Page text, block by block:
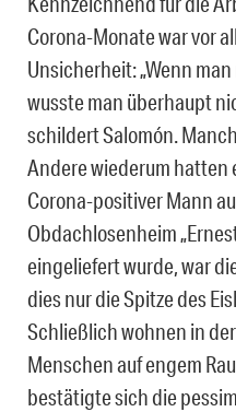
Corona-Monate war vor
Unsicherheit: „Wenn
wusste man überhaupt
schildert Salomón.
Andere wiederum hatten
Corona-positiver Mann
Obdachlosenheim
eingeliefert wurde, war
dies nur die Spitze des
Schließlich wohnen in
Menschen auf engem
bestätigte sich die